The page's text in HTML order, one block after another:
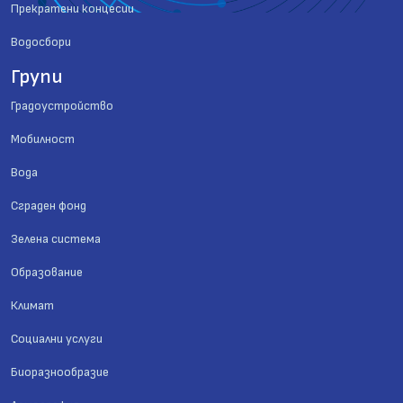
Прекратени концесии
Водосбори
Групи
Градоустройство
Мобилност
Вода
Сграден фонд
Зелена система
Образование
Климат
Социални услуги
Биоразнообразие